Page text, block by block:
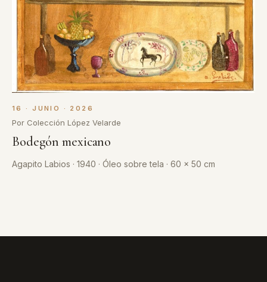
16 · JUNIO · 2026
Por Colección López Velarde
Bodegón mexicano
Agapito Labios · 1940 · Óleo sobre tela · 60 x 50 cm